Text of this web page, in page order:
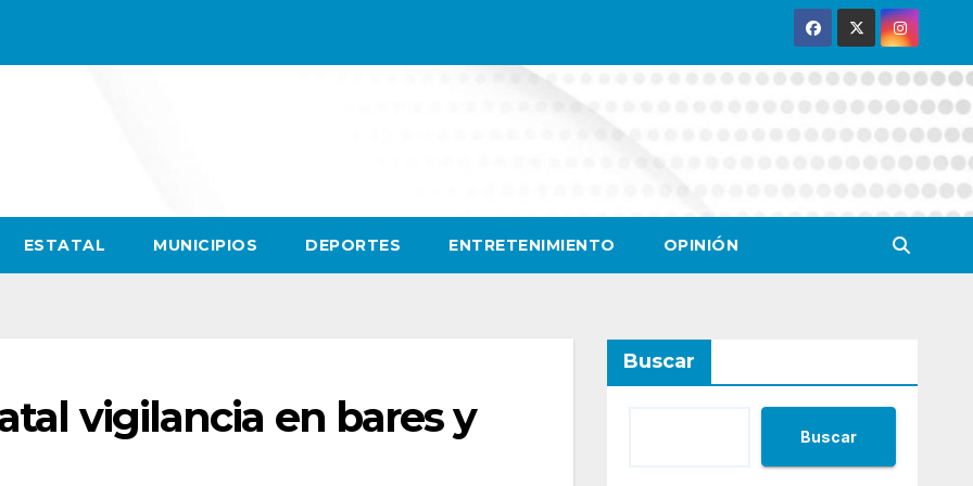
ESTATAL MUNICIPIOS DEPORTES ENTRETENIMIENTO OPINIÓN
vigilancia en bares y
Buscar
Buscar